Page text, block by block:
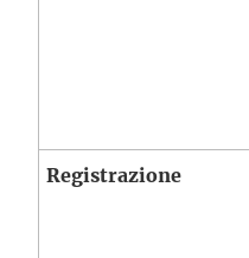
Registrazione